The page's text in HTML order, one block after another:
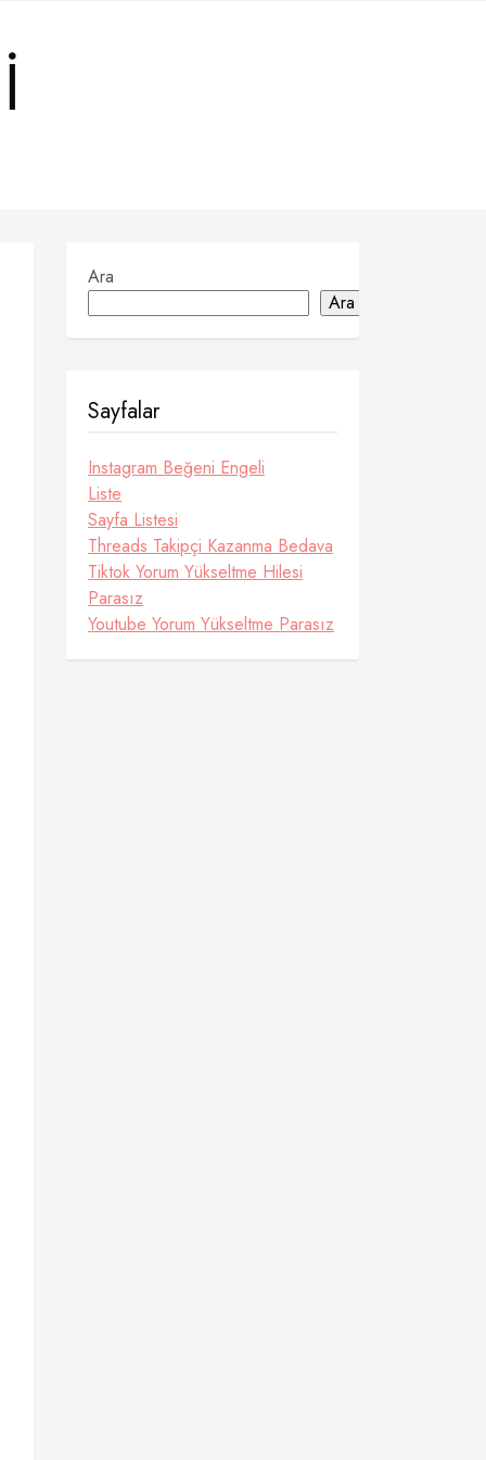
Ara
Ara
Sayfalar
Instagram Beğeni Engeli
Liste
Sayfa Listesi
Threads Takipçi Kazanma Bedava
Tiktok Yorum Yükseltme Hilesi
Parasız
Youtube Yorum Yükseltme Parasız